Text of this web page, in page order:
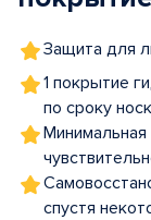
Защита для
1 покрытие
по сроку
спустя